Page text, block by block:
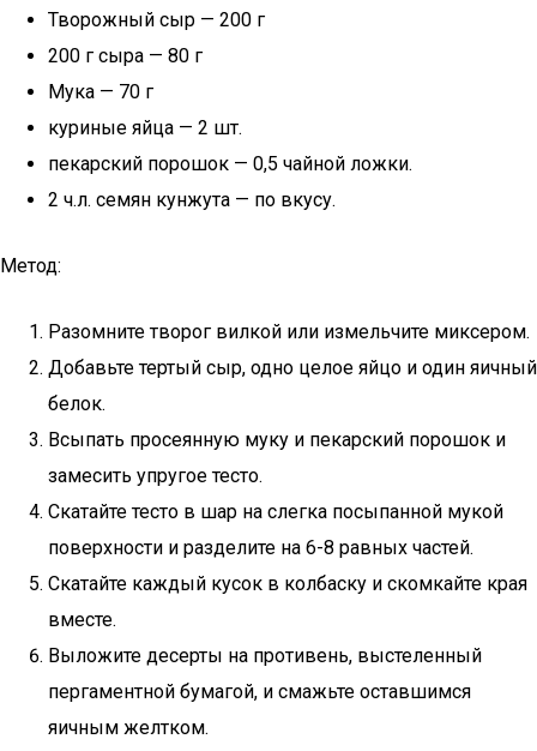
Творожный сыр — 200 г
200 г сыра — 80 г
Мука — 70 г
куриные яйца — 2 шт.
пекарский порошок — 0,5 чайной ложки.
2 ч.л. семян кунжута — по вкусу.
Метод:
Разомните творог вилкой или измельчите миксером.
Добавьте тертый сыр, одно целое яйцо и один яичный
белок.
Всыпать просеянную муку и пекарский порошок и
замесить упругое тесто.
Скатайте тесто в шар на слегка посыпанной мукой
поверхности и разделите на 6-8 равных частей.
Скатайте каждый кусок в колбаску и скомкайте края
вместе.
Выложите десерты на противень, выстеленный
пергаментной бумагой, и смажьте оставшимся
яичным желтком.